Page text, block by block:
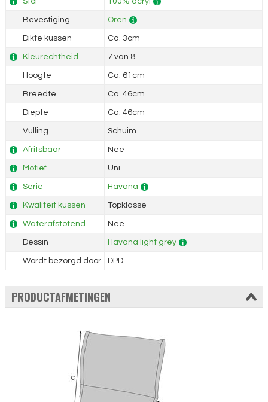
Bevestiging Oren
Dikte kussen Ca. 3cm
Kleurechtheid 7 van 8
Hoogte Ca. 61cm
Breedte Ca. 46cm
Diepte Ca. 46cm
Vulling Schuim
Afritsbaar Nee
Motief Uni
Serie Havana
Kwaliteit kussen Topklasse
Waterafstotend Nee
Dessin Havana light grey
Wordt bezorgd door DPD
PRODUCTAFMETINGEN